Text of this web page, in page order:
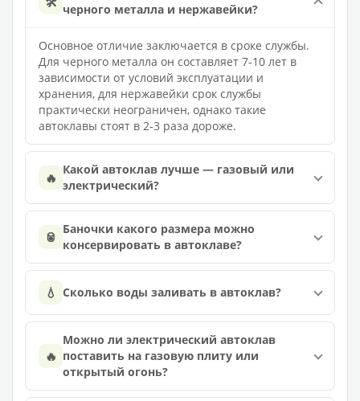
черного металла и нержавейки?
Основное отличие заключается в сроке службы.
Для черного металла он составляет 7-10 лет в
зависимости от условий эксплуатации и
хранения, для нержавейки срок службы
практически неограничен, однако такие
автоклавы стоят в 2-3 раза дороже.
🔥 Какой автоклав лучше — газовый или
электрический?
🥫 Баночки какого размера можно
консервировать в автоклаве?
💧 Сколько воды заливать в автоклав?
🔥
Можно ли электрический автоклав
поставить на газовую плиту или
открытый огонь?